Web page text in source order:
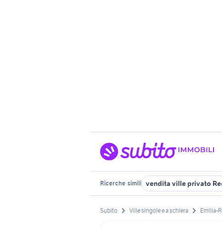
Ricerche simili vendita ville privato
Subito Ville singole e a schiera Emilia-